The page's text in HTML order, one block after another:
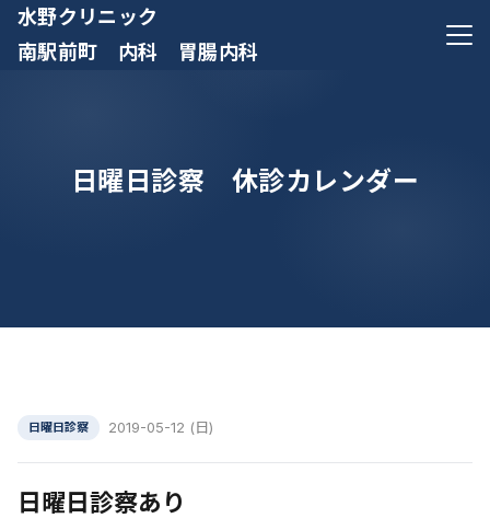
水野クリニック
南駅前町 内科 胃腸内科
メニ
日曜日診察 休診カレンダー
日曜日診察 2019-05-12 (日)
日曜日診察あり